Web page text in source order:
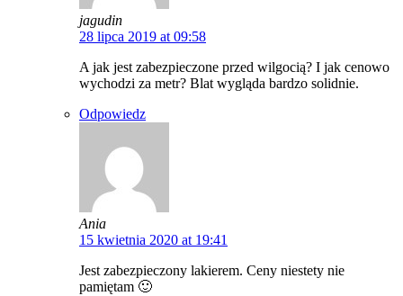
jagudin
28 lipca 2019 at 09:58
A jak jest zabezpieczone przed wilgocią? I jak cenowo
wychodzi za metr? Blat wygląda bardzo solidnie.
Odpowiedz
Ania
15 kwietnia 2020 at 19:41
Jest zabezpieczony lakierem. Ceny niestety nie
pamiętam 🙂